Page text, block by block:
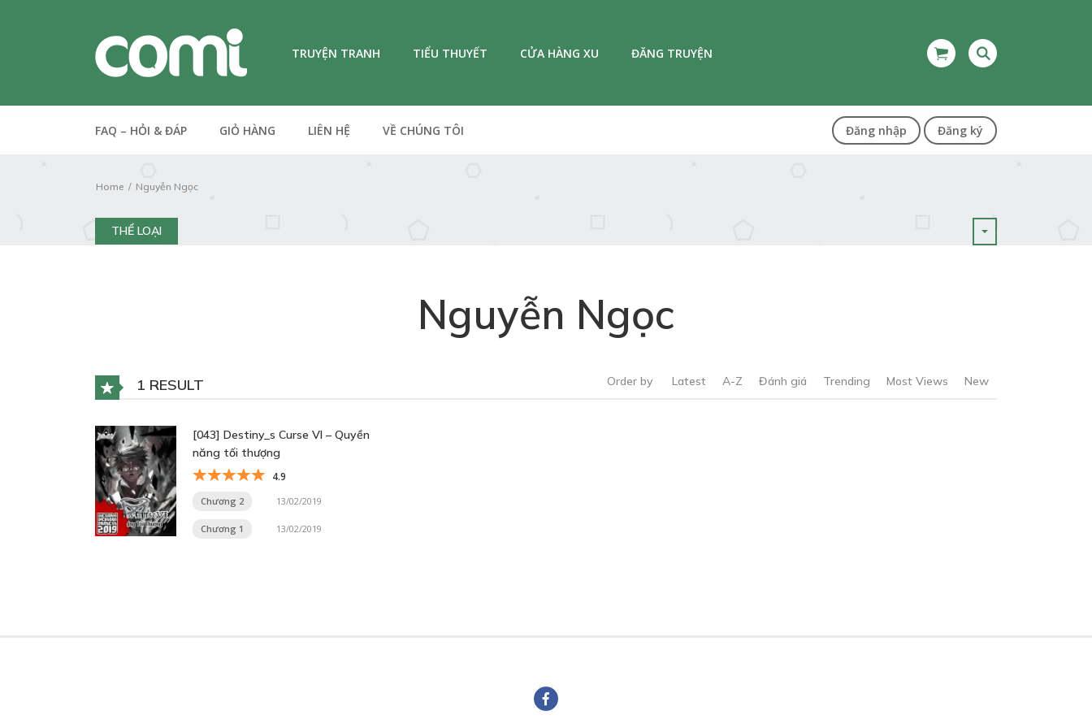
TRUYỆN TRANH TIỂU THUYẾT CỬA HÀNG XU ĐĂNG TRUYỆN
FAQ – HỎI & ĐÁP GIỎ HÀNG LIÊN HỆ VỀ CHÚNG TÔI Đăng nhập Đăng ký
Home Nguyễn Ngọc
THỂ LOẠI
Nguyễn Ngọc
1 RESULT Order by Latest A-Z Đánh giá Trending Most Views New
[043] Destiny_s Curse VI – Quyền
năng tối thượng
4.9
Chương 2 13/02/2019
Chương 1 13/02/2019